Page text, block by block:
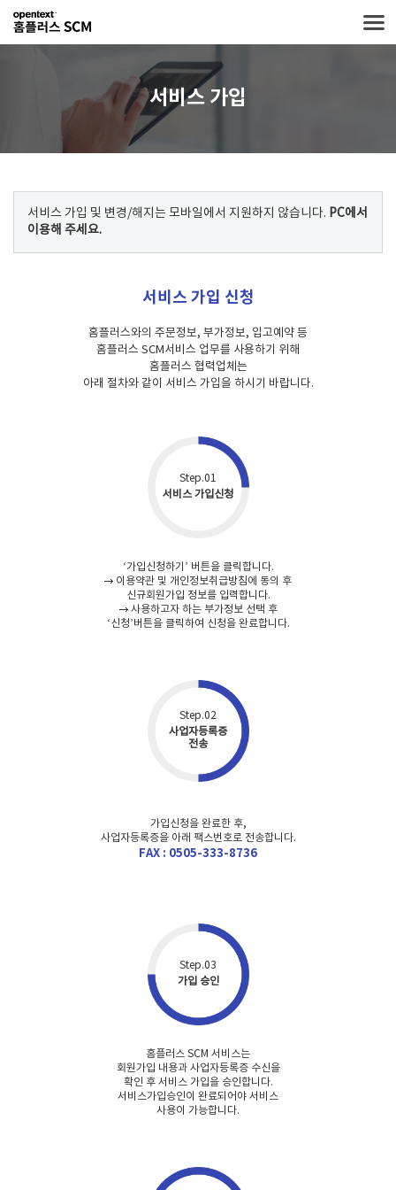
서비스 가입
서비스 가입 및 변경/해지는 모바일에서 지원하지 않습니다. PC에서
이용해 주세요.
서비스 가입 신청
홈플러스와의 주문정보, 부가정보, 입고예약 등
홈플러스 SCM서비스 업무를 사용하기 위해
홈플러스 협력업체는
아래 절차와 같이 서비스 가입을 하시기 바랍니다.
Step.01
서비스 가입신청
‘가입신청하기’ 버튼을 클릭합니다.
이용약관 및 개인정보취급방침에 동의 후
신규회원가입 정보를 입력합니다.
사용하고자 하는 부가정보 선택 후
‘신청’버튼을 클릭하여 신청을 완료합니다.
Step.02
사업자등록증
전송
가입신청을 완료한 후,
사업자등록증을 아래 팩스번호로 전송합니다.
FAX : 0505-333-8736
Step.03
가입 승인
홈플러스 SCM 서비스는
회원가입 내용과 사업자등록증 수신을
확인 후서비스 가입을 승인합니다.
서비스가입승인이 완료되어야 서비스
사용이 가능합니다.